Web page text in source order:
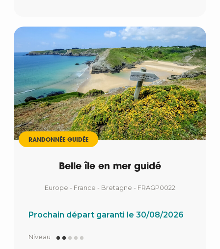
RANDONNÉE GUIDÉE
Belle île en mer guidé
Europe - France - Bretagne - FRAGP0022
Prochain départ garanti le 30/08/2026
Niveau